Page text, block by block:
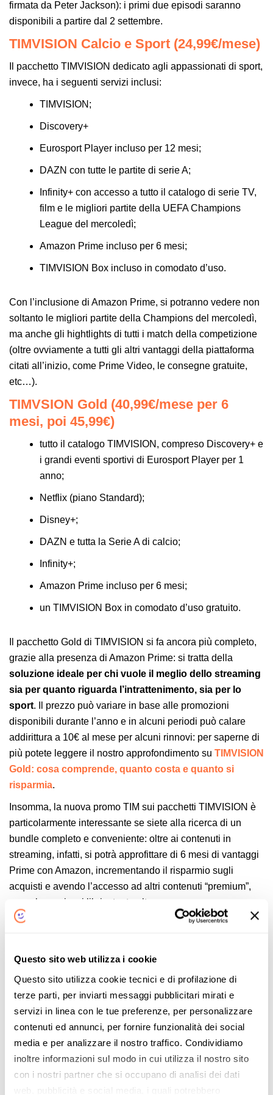
Questo sito web utilizza i cookie
Questo sito utilizza cookie tecnici e di profilazione di
terze parti, per inviarti messaggi pubblicitari mirati e
servizi in linea con le tue preferenze, per personalizzare
contenuti ed annunci, per fornire funzionalità dei social
media e per analizzare il nostro traffico. Condividiamo
inoltre informazioni sul modo in cui utilizza il nostro sito
con i nostri partner che si occupano di analisi dei dati
web, pubblicità e social media, i quali potrebbero
firmata da Peter Jackson): i primi due episodi saranno
disponibili a partire dal 2 settembre.
TIMVISION Calcio e Sport (24,99€/mese)
Il pacchetto TIMVISION dedicato agli appassionati di sport,
invece, ha i seguenti servizi inclusi:
TIMVISION;
Discovery+
Eurosport Player incluso per 12 mesi;
DAZN con tutte le partite di serie A;
Infinity+ con accesso a tutto il catalogo di serie TV,
film e le migliori partite della UEFA Champions
League del mercoledì;
Amazon Prime incluso per 6 mesi;
TIMVISION Box incluso in comodato d’uso.
Con l’inclusione di Amazon Prime, si potranno vedere non
soltanto le migliori partite della Champions del mercoledì,
ma anche gli hightlights di tutti i match della competizione
(oltre ovviamente a tutti gli altri vantaggi della piattaforma
citati all’inizio, come Prime Video, le consegne gratuite,
etc…).
TIMVSION Gold (40,99€/mese per 6
mesi, poi 45,99€)
tutto il catalogo TIMVISION, compreso Discovery+ e
i grandi eventi sportivi di Eurosport Player per 1
anno;
Netflix (piano Standard);
Disney+;
DAZN e tutta la Serie A di calcio;
Infinity+;
Amazon Prime incluso per 6 mesi;
un TIMVISION Box in comodato d’uso gratuito.
Il pacchetto Gold di TIMVISION si fa ancora più completo,
grazie alla presenza di Amazon Prime: si tratta della
soluzione ideale per chi vuole il meglio dello streaming
sia per quanto riguarda l’intrattenimento, sia per lo
sport. Il prezzo può variare in base alle promozioni
disponibili durante l’anno e in alcuni periodi può calare
addirittura a 10€ al mese per alcuni rinnovi: per saperne di
più potete leggere il nostro approfondimento su TIMVISION
Gold: cosa comprende, quanto costa e quanto si
risparmia.
Insomma, la nuova promo TIM sui pacchetti TIMVISION è
particolarmente interessante se siete alla ricerca di un
bundle completo e conveniente: oltre ai contenuti in
streaming, infatti, si potrà approfittare di 6 mesi di vantaggi
Prime con Amazon, incrementando il risparmio sugli
acquisti e avendo l’accesso ad altri contenuti “premium”,
come la musica, i libri e tanto altro.
Ricordiamo, inoltre, che i 6 mesi di Amazon Prime in
attivo un abbonamento mensile o annuale Prime
temporaneamente, per permettere agli utenti di godere dei
mesi gratuiti previsti dalla promozione.
«Offerte Internet con
Partita IVA di agosto 2023
Offerte Internet Partita IVA
di settembre 2023
Articoli Correlati